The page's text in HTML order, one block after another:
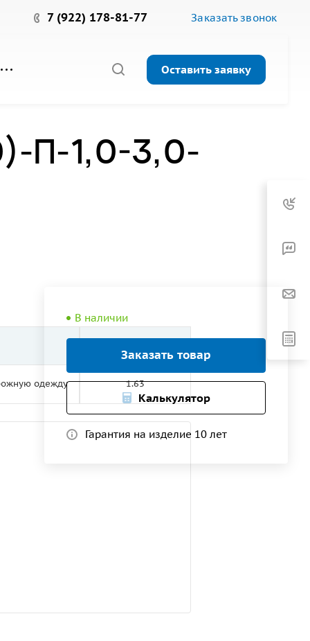
7 (922) 178-81-77 Заказать звонок
Оставить заявку
П-1,0-3,0-
В наличии
Заказать товар
Калькулятор
Гарантия на изделие 10 лет
одежду 1.63